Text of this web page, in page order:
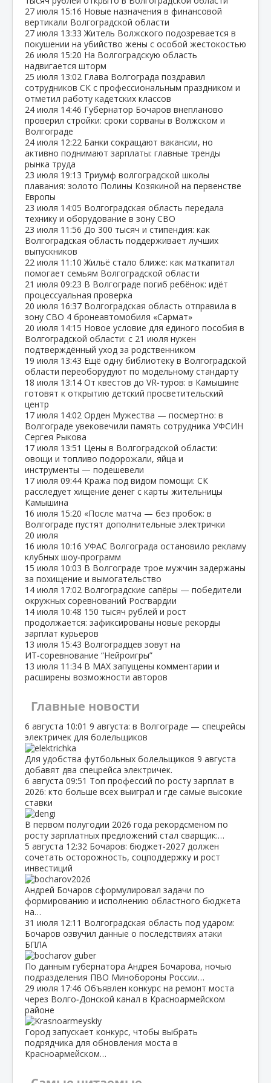
27 июля 15:16 Новые назначения в финансовой
вертикали Волгоградской области
27 июля 13:33 Житель Волжского подозревается в
покушении на убийство жены с особой жестокостью
26 июля 15:20 На Волгоградскую область
надвигается шторм
25 июля 13:02 Глава Волгограда поздравил
сотрудников СК с профессиональным праздником и
отметил работу кадетских классов
24 июля 14:46 Губернатор Бочаров внепланово
проверил стройки: сроки сорваны в Волжском и
Волгограде
24 июля 12:22 Банки сокращают вакансии, но
активно поднимают зарплаты: главные тренды
рынка труда
23 июля 19:13 Триумф волгоградской школы
плавания: золото Полины Козякиной на первенстве
Европы
23 июля 14:05 Волгоградская область передала
технику и оборудование в зону СВО
23 июля 11:56 До 300 тысяч и стипендия: как
Волгоградская область поддерживает лучших
выпускников
22 июля 11:10 Жильё стало ближе: как маткапитал
помогает семьям Волгоградской области
21 июля 09:23 В Волгограде погиб ребёнок: идёт
процессуальная проверка
20 июля 16:37 Волгоградская область отправила в
зону СВО 4 бронеавтомобиля «Сармат»
20 июля 14:15 Новое условие для единого пособия в
Волгоградской области: с 21 июля нужен
подтверждённый уход за родственником
19 июля 13:43 Ещё одну библиотеку в Волгоградской
области переоборудуют по модельному стандарту
18 июля 13:14 От квестов до VR‑туров: в Камышине
готовят к открытию детский просветительский
центр
17 июля 14:02 Орден Мужества — посмертно: в
Волгограде увековечили память сотрудника УФСИН
Сергея Рыкова
17 июля 13:51 Цены в Волгоградской области:
овощи и топливо подорожали, яйца и
инструменты — подешевели
17 июля 09:44 Кража под видом помощи: СК
расследует хищение денег с карты жительницы
Камышина
16 июля 15:20 «После матча — без пробок: в
Волгограде пустят дополнительные электрички
20 июля
16 июля 10:16 УФАС Волгограда остановило рекламу
клубных шоу‑программ
15 июля 10:03 В Волгограде трое мужчин задержаны
за похищение и вымогательство
14 июля 17:02 Волгоградские сапёры — победители
окружных соревнований Росгвардии
14 июля 10:48 150 тысяч рублей и рост
продолжается: зафиксированы новые рекорды
зарплат курьеров
13 июля 15:43 Волгоградцев зовут на
ИТ‑соревнование “Нейроигры”
13 июля 11:34 В МАХ запущены комментарии и
расширены возможности авторов
Главные новости
6 августа 10:01 9 августа: в Волгограде — спецрейсы
электричек для болельщиков
Для удобства футбольных болельщиков 9 августа
добавят два спецрейса электричек.
6 августа 09:51 Топ профессий по росту зарплат в
2026: кто больше всех выиграл и где самые высокие
ставки
В первом полугодии 2026 года рекордсменом по
росту зарплатных предложений стал сварщик:…
5 августа 12:32 Бочаров: бюджет‑2027 должен
сочетать осторожность, соцподдержку и рост
инвестиций
Андрей Бочаров сформулировал задачи по
формированию и исполнению областного бюджета
на…
31 июля 12:11 Волгоградская область под ударом:
Бочаров озвучил данные о последствиях атаки
БПЛА
По данным губернатора Андрея Бочарова, ночью
подразделения ПВО Минобороны России…
29 июля 17:46 Объявлен конкурс на ремонт моста
через Волго‑Донской канал в Красноармейском
районе
Город запускает конкурс, чтобы выбрать
подрядчика для обновления моста в
Красноармейском…